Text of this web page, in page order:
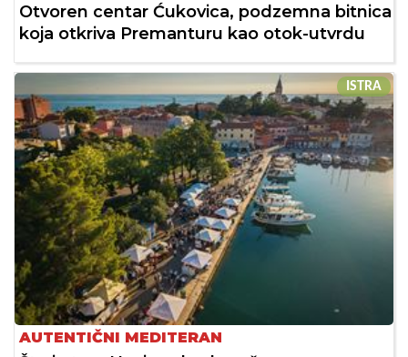
Otvoren centar Ćukovica, podzemna bitnica
koja otkriva Premanturu kao otok-utvrdu
ISTRA
AUTENTIČNI MEDITERAN